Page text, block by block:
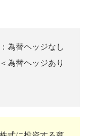
為替ヘッジなし
為替ヘッジあり